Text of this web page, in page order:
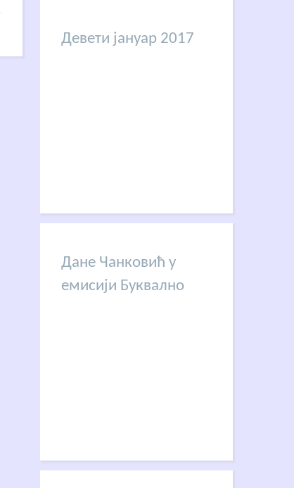
Девети јануар 2017
Дане Чанковић у
емисији Буквално